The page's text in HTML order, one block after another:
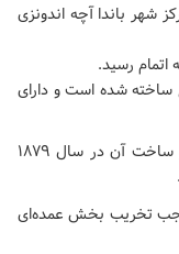
شهر باندا آچه اندونزی
یک هزار و 500 متر مربع ساخته شده است و دارای
این مسجد برای 30 هزار نمازگزار ظرفیت دارد و ساخت آن در سال ۱۸۷۹
اندونزی، که موجب تخریب بخش عمده‌ای